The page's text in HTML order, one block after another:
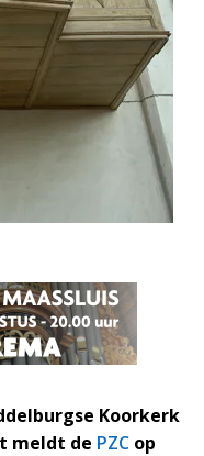
Koorkerk
meldt de PZC op